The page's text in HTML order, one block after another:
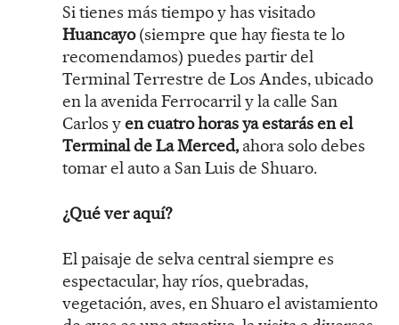
Si tienes más tiempo y has visitado
Huancayo(siempre que hay fiesta te lo
recomendamos) puedes partir del
Terminal Terrestre de Los Andes, ubicado
en la avenida Ferrocarril y la calle San
Carlos yen cuatro horas ya estarás en el
Terminal de La Merced, ahora solo debes
tomar el auto a San Luis de Shuaro.
¿Qué ver aquí?
El paisaje de selva central siempre es
espectacular, hay ríos, quebradas,
vegetación, aves, en Shuaro el avistamiento